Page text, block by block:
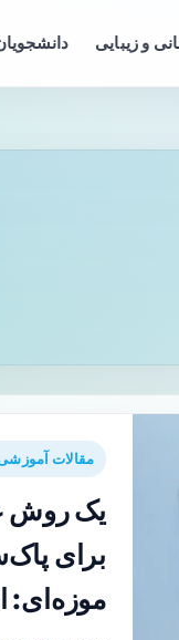
و زیبایی
مقالات
یک روش
برای
موزه‌‌ای: